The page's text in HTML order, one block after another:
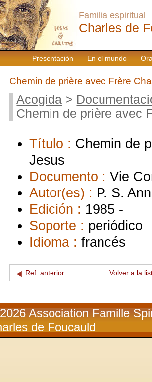
Presentación En el mundo
Familia espiritual
Charles de
Chemin de prière avec Frère
Acogida >
Chemin de prière avec
Título : Chemin de
Jesus
Documento : Vie
Autor(es) : P. S.
Edición : 1985 -
Soporte : periódico
Idioma : francés
Ref. anterior Volver a la
Association Famille
de Foucauld